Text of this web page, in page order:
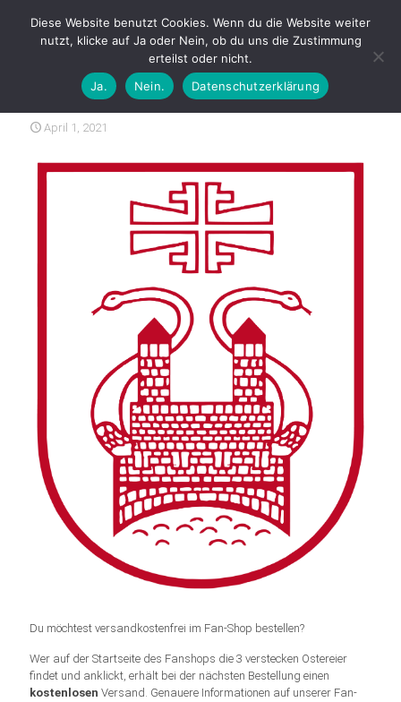
Ostereier-Suche im Fan-Shop
April 1, 2021
Du möchtest versandkostenfrei im Fan-Shop bestellen?
Wer auf der Startseite des Fanshops die 3 verstecken Ostereier
findet und anklickt, erhält bei der nächsten Bestellung einen
kostenlosen Versand. Genauere Informationen auf unserer Fan-
Diese Website benutzt Cookies. Wenn du die Website weiter
nutzt, klicke auf Ja oder Nein, ob du uns die Zustimmung
erteilst oder nicht.
Ja.
Nein. Datenschutzerklärung